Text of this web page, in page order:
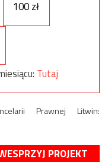
100 zł
Tutaj
Prawnej Litwin:
PROJEKT